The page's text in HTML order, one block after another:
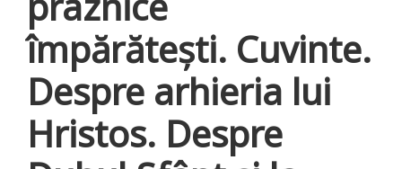
împărătești. Cuvinte.
Despre arhieria lui
Hristos. Despre